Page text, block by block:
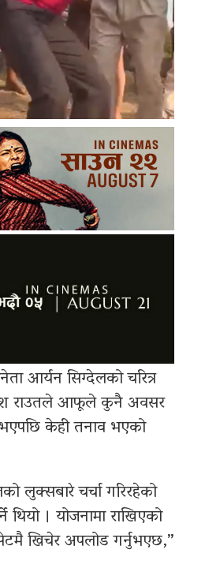
आर्यन सिग्देलको चरित्र
राउतले आफूले कुनै अवसर
भएपछि केही तनाव भएको
लुक्सबारे चर्चा गरिरहेको
। योजनामा राखिएको
खिचेर अपलोड गर्नुभएछ,”